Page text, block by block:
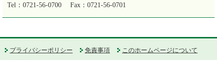
Tel：0721-56-0700
Fax：0721-56-0701
プライバシーポリシー 免責事項
このホームページについて